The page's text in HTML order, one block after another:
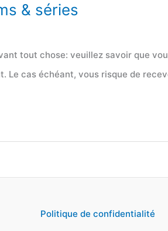
& séries
tout chose: veuillez savoir que
Le cas échéant, vous risque de
Politique de confidentialité